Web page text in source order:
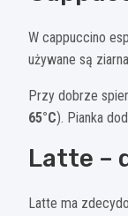
W cappuccino
używane są
Przy dobrze
65°C). Pianka
Latte –
Latte ma